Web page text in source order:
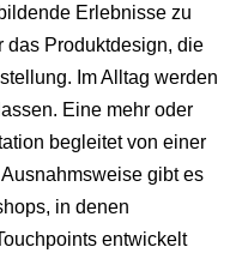
Erlebnisse zu
das Produktdesign, die
Im Alltag werden
Eine mehr oder
begleitet von einer
gibt es
in denen
entwickelt